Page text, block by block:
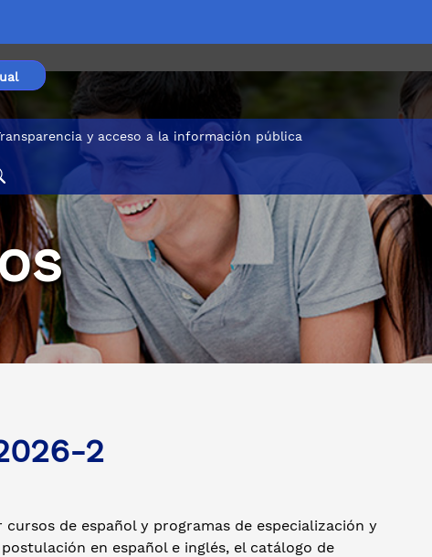
y acceso a la información pública
2
de español y programas de especialización y
en español e inglés, el catálogo de